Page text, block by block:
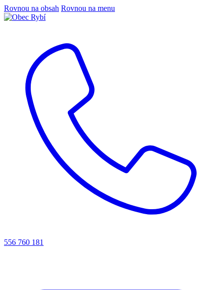
Rovnou na obsah Rovnou na menu
556 760 181